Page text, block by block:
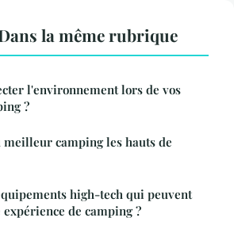
la même rubrique
l'environnement lors de vos
?
meilleur camping les hauts de
high-tech qui peuvent
de camping ?